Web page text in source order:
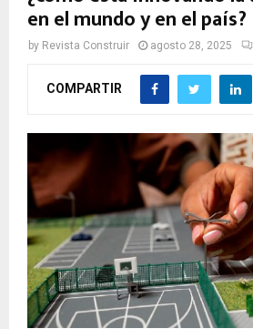
en el mundo y en el país?
by Revista Construir agosto 28, 2025
COMPARTIR